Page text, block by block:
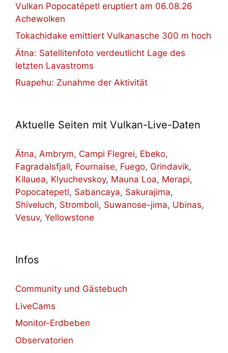
Vulkan Popocatépetl eruptiert am 06.08.26
Achewolken
Tokachidake emittiert Vulkanasche 300 m hoch
Ätna: Satellitenfoto verdeutlicht Lage des
letzten Lavastroms
Ruapehu: Zunahme der Aktivität
Aktuelle Seiten mit Vulkan-Live-Daten
Ätna, Ambrym, Campi Flegrei, Ebeko,
Fagradalsfjall, Fournaise, Fuego, Grindavik,
Kilauea, Klyuchevskoy, Mauna Loa, Merapi,
Popocatepetl, Sabancaya, Sakurajima,
Shiveluch, Stromboli, Suwanose-jima, Ubinas,
Vesuv, Yellowstone
Infos
Community und Gästebuch
LiveCams
Monitor-Erdbeben
Observatorien